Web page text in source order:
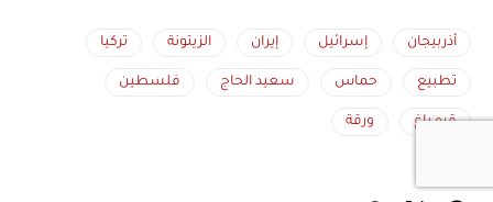
أذربيجان إسرائيل إيران الزيتونة تركيا
تطبيع حماس سعيد الحاج فلسطين
قره باغ ورقة